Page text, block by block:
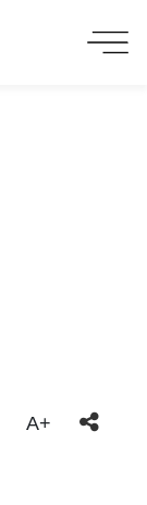
A+